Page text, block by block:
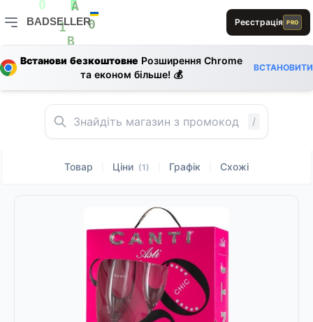
E
0
A
0
B
A
D
E
1 0
1
R
A
D
L
BADSELLER
BADSELLER — порівняння цін і знижки
Реєстрація PRO
Встанови безкоштовне Розширення Chrome
та економ більше! 💰
ВСТАНОВИТИ
/
Товар Ціни (1) Графік Схожі